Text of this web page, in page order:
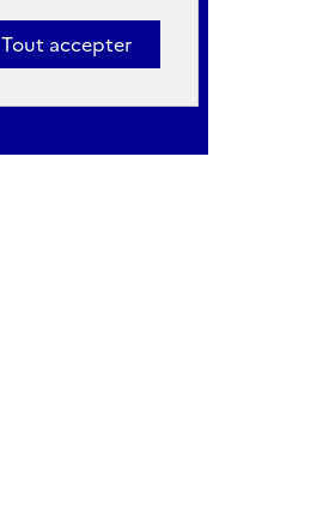
Tout accepter